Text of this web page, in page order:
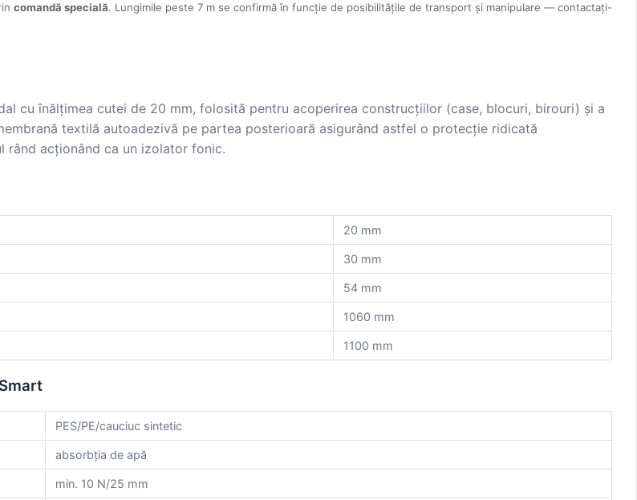
comandă specială. Lungimile peste 7 m se confirmă în funcție de posibilitățile de transport și manipulare — contactați-
cu înălțimea cutei de 20 mm, folosită pentru acoperirea construcțiilor (case, blocuri, birouri) și a
textilă autoadezivă pe partea posterioară asigurând astfel o protecție ridicată
rând acționând ca un izolator fonic.
20 mm
30 mm
54 mm
1060 mm
1100 mm
PES/PE/cauciuc sintetic
absorbția de apă
min. 10 N/25 mm